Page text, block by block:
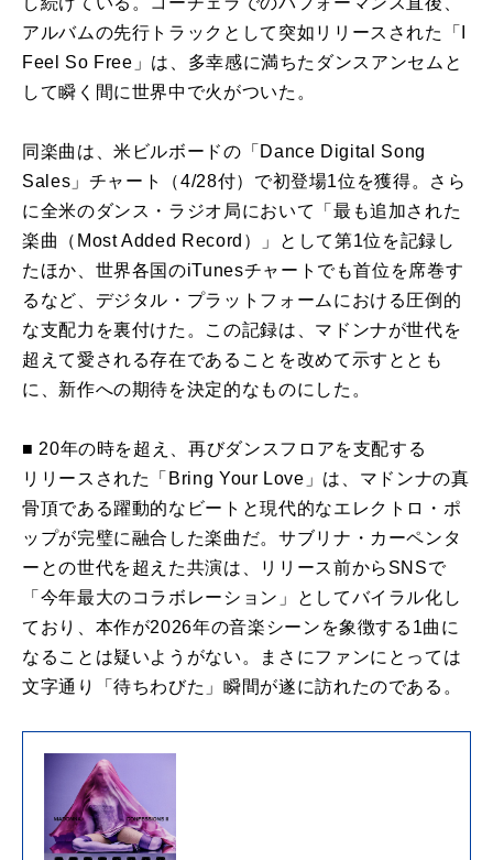
アルバムの先行トラックとして突如リリースされた「I
Feel So Free」は、多幸感に満ちたダンスアンセムと
して瞬く間に世界中で火がついた。
同楽曲は、米ビルボードの「Dance Digital Song
Sales」チャート（4/28付）で初登場1位を獲得。さら
に全米のダンス・ラジオ局において「最も追加された
楽曲（Most Added Record）」として第1位を記録し
たほか、世界各国のiTunesチャートでも首位を席巻す
るなど、デジタル・プラットフォームにおける圧倒的
な支配力を裏付けた。この記録は、マドンナが世代を
超えて愛される存在であることを改めて示すととも
に、新作への期待を決定的なものにした。
■ 20年の時を超え、再びダンスフロアを支配する
リリースされた「Bring Your Love」は、マドンナの真
骨頂である躍動的なビートと現代的なエレクトロ・ポ
ップが完璧に融合した楽曲だ。サブリナ・カーペンタ
ーとの世代を超えた共演は、リリース前からSNSで
「今年最大のコラボレーション」としてバイラル化し
ており、本作が2026年の音楽シーンを象徴する1曲に
なることは疑いようがない。まさにファンにとっては
文字通り「待ちわびた」瞬間が遂に訪れたのである。